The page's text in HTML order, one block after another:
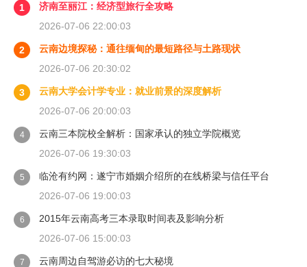
1
济南至丽江：经济型旅行全攻略
2026-07-06 22:00:03
2
云南边境探秘：通往缅甸的最短路径与土路现状
2026-07-06 20:30:02
3
云南大学会计学专业：就业前景的深度解析
2026-07-06 20:00:03
4
云南三本院校全解析：国家承认的独立学院概览
2026-07-06 19:30:03
5
临沧有约网：遂宁市婚姻介绍所的在线桥梁与信任平台
2026-07-06 19:00:03
6
2015年云南高考三本录取时间表及影响分析
2026-07-06 15:00:03
7 云南周边自驾游必访的七大秘境